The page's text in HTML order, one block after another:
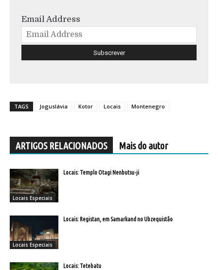
Email Address
TAGS Joguslávia Kotor Locais Montenegro
ARTIGOS RELACIONADOS Mais do autor
Locais Especiais
Locais: Templo Otagi Nenbutsu-ji
Locais Especiais
Locais: Registan, em Samarkand no Ubzequistão
Locais: Tetebatu